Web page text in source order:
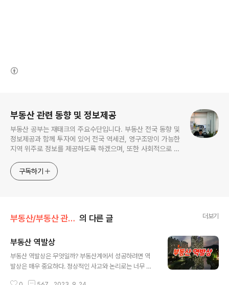
부동산 관련 동향 및 정보제공
부동산 공부는 재태크의 주요수단입니다. 부동산 전국 동향 및
정보제공과 함께 투자에 있어 전국 역세권, 영구조망이 가능한
지역 위주로 정보를 제공하도록 하겠으며, 또한 사회적으로 이
구독하기
부동산/부동산 관련 동향 의 다른 글 더보기
부동산 역발상
부동산 역발상은 무엇일까? 부동산계에서 성공하려면 역
발상은 매우 중요하다. 정상적인 사고와 논리로는 너무 경